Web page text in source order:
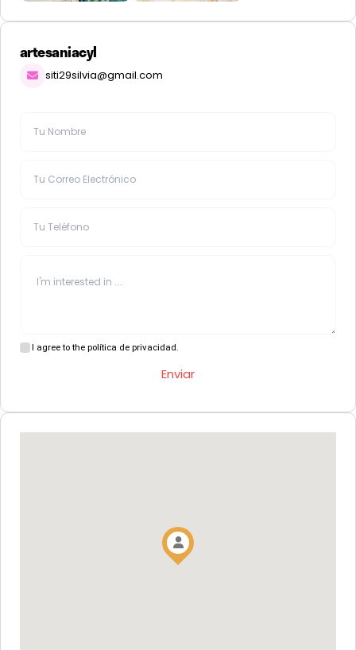
artesaniacyl
siti29silvia@gmail.com
I agree to the política de privacidad.
Enviar